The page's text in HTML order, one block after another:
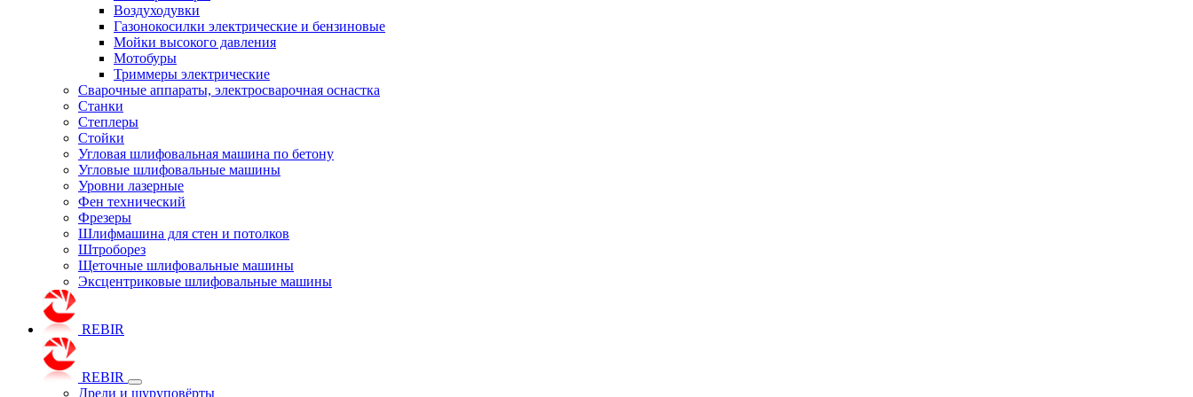
Воздуходувки
Газонокосилки электрические и бензиновые
Мойки высокого давления
Мотобуры
Триммеры электрические
Сварочные аппараты, электросварочная оснастка
Станки
Степлеры
Стойки
Угловая шлифовальная машина по бетону
Угловые шлифовальные машины
Уровни лазерные
Фен технический
Фрезеры
Шлифмашина для стен и потолков
Штроборез
Щеточные шлифовальные машины
Эксцентриковые шлифовальные машины
REBIR
REBIR
Дрели и шуруповёрты